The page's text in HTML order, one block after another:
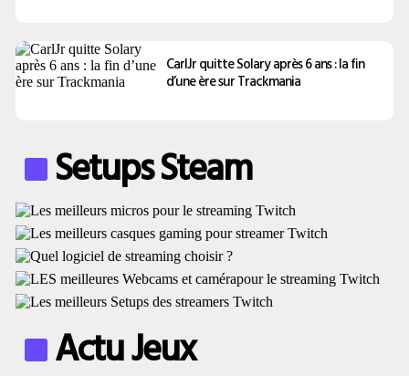
CarlJr quitte Solary après 6 ans : la fin
d’une ère sur Trackmania
Setups Steam
Actu Jeux